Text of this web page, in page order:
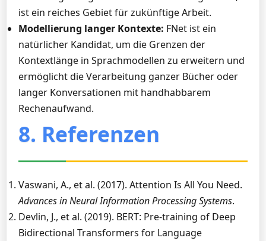
ist ein reiches Gebiet für zukünftige Arbeit.
Modellierung langer Kontexte: FNet ist ein
natürlicher Kandidat, um die Grenzen der
Kontextlänge in Sprachmodellen zu erweitern und
ermöglicht die Verarbeitung ganzer Bücher oder
langer Konversationen mit handhabbarem
Rechenaufwand.
8. Referenzen
Vaswani, A., et al. (2017). Attention Is All You Need.
Advances in Neural Information Processing Systems.
Devlin, J., et al. (2019). BERT: Pre-training of Deep
Bidirectional Transformers for Language